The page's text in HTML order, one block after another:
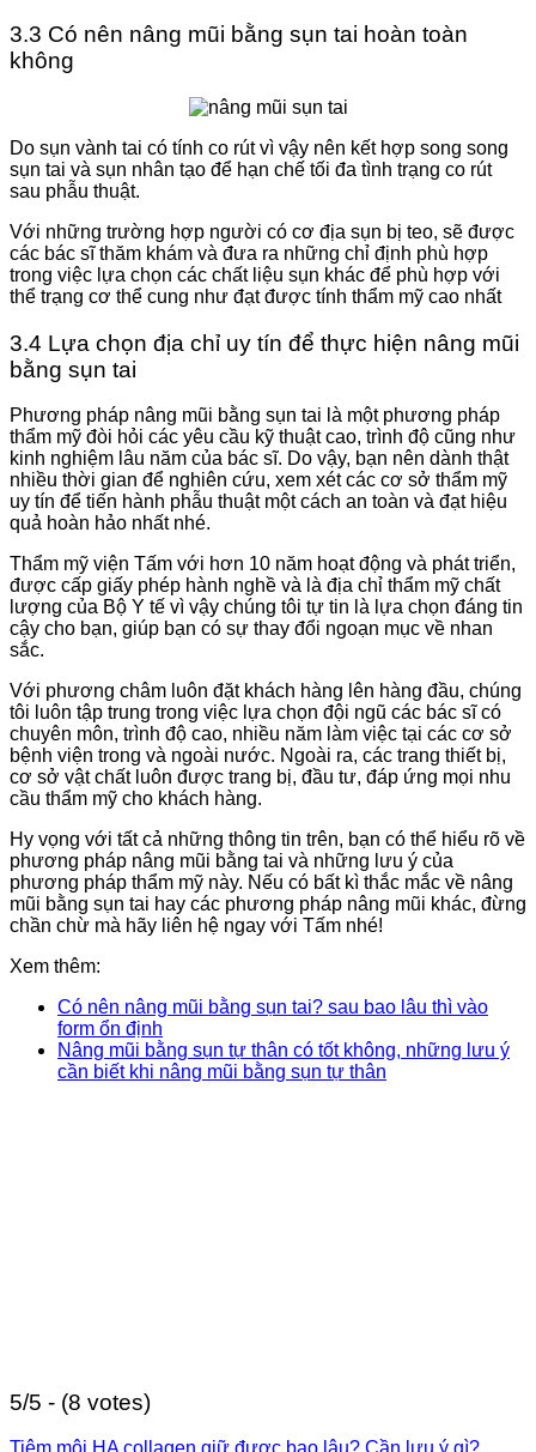
3.3 Có nên nâng mũi bằng sụn tai hoàn toàn
không
Do sụn vành tai có tính co rút vì vậy nên kết hợp song song
sụn tai và sụn nhân tạo để hạn chế tối đa tình trạng co rút
sau phẫu thuật.
Với những trường hợp người có cơ địa sụn bị teo, sẽ được
các bác sĩ thăm khám và đưa ra những chỉ định phù hợp
trong việc lựa chọn các chất liệu sụn khác để phù hợp với
thể trạng cơ thể cung như đạt được tính thẩm mỹ cao nhất
3.4 Lựa chọn địa chỉ uy tín để thực hiện nâng mũi
bằng sụn tai
Phương pháp nâng mũi bằng sụn tai là một phương pháp
thẩm mỹ đòi hỏi các yêu cầu kỹ thuật cao, trình độ cũng như
kinh nghiệm lâu năm của bác sĩ. Do vậy, bạn nên dành thật
nhiều thời gian để nghiên cứu, xem xét các cơ sở thẩm mỹ
uy tín để tiến hành phẫu thuật một cách an toàn và đạt hiệu
quả hoàn hảo nhất nhé.
Thẩm mỹ viện Tấm với hơn 10 năm hoạt động và phát triển,
được cấp giấy phép hành nghề và là địa chỉ thẩm mỹ chất
lượng của Bộ Y tế vì vậy chúng tôi tự tin là lựa chọn đáng tin
cậy cho bạn, giúp bạn có sự thay đổi ngoạn mục về nhan
sắc.
Với phương châm luôn đặt khách hàng lên hàng đầu, chúng
tôi luôn tập trung trong việc lựa chọn đội ngũ các bác sĩ có
chuyên môn, trình độ cao, nhiều năm làm việc tại các cơ sở
bệnh viện trong và ngoài nước. Ngoài ra, các trang thiết bị,
cơ sở vật chất luôn được trang bị, đầu tư, đáp ứng mọi nhu
cầu thẩm mỹ cho khách hàng.
Hy vọng với tất cả những thông tin trên, bạn có thể hiểu rõ về
phương pháp nâng mũi bằng tai và những lưu ý của
phương pháp thẩm mỹ này. Nếu có bất kì thắc mắc về nâng
mũi bằng sụn tai hay các phương pháp nâng mũi khác, đừng
chần chừ mà hãy liên hệ ngay với Tấm nhé!
Xem thêm:
Có nên nâng mũi bằng sụn tai? sau bao lâu thì vào
form ổn định
Nâng mũi bằng sụn tự thân có tốt không, những lưu ý
cần biết khi nâng mũi bằng sụn tự thân
5/5 - (8 votes)